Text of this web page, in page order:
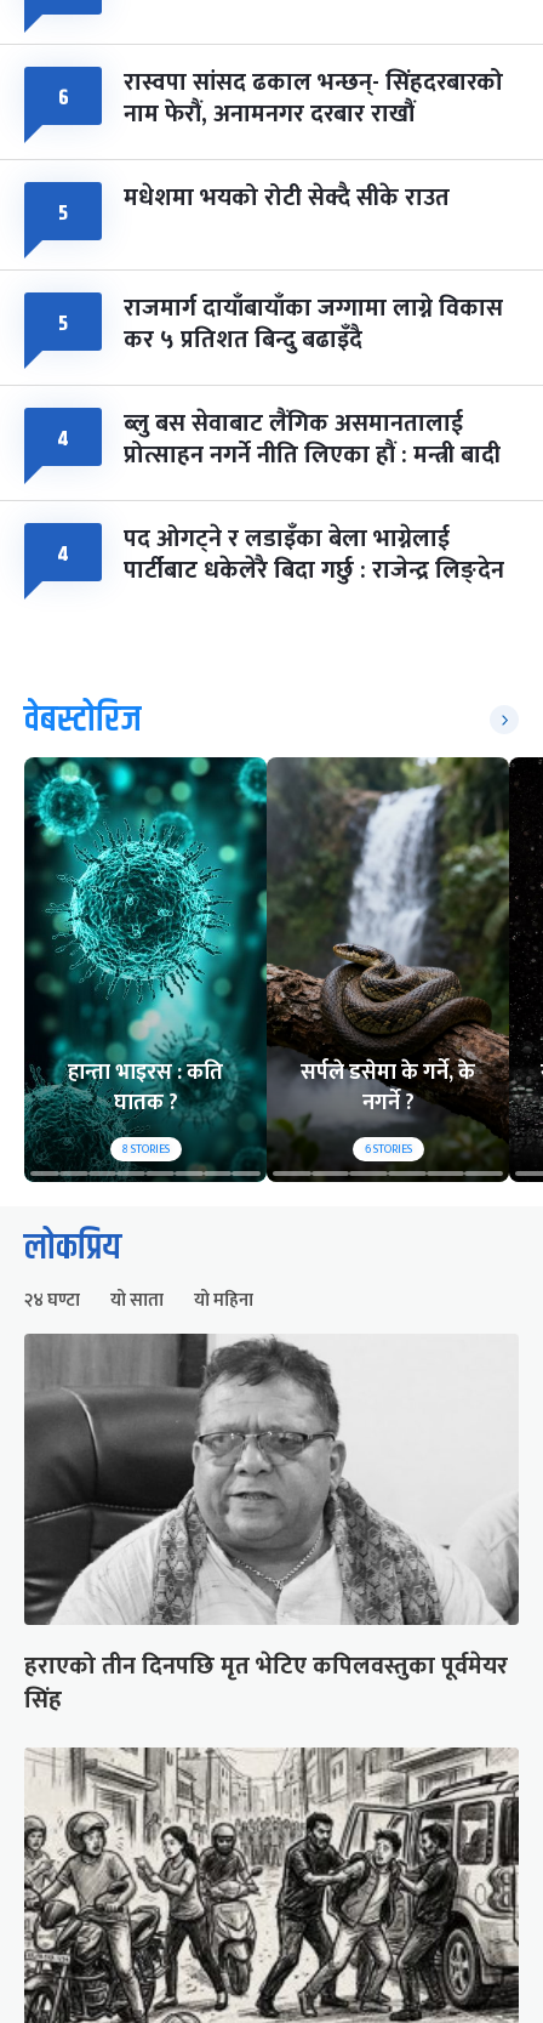
६ रास्वपा सांसद ढकाल भन्छन्- सिंहदरबारको
नाम फेरौं, अनामनगर दरबार राखौं
५ मधेशमा भयको रोटी सेक्दै सीके राउत
५ राजमार्ग दायाँबायाँका जग्गामा लाग्ने विकास
कर ५ प्रतिशत बिन्दु बढाइँदै
४ ब्लु बस सेवाबाट लैंगिक असमानतालाई
प्रोत्साहन नगर्ने नीति लिएका हौं : मन्त्री बादी
४ पद ओगट्ने र लडाइँका बेला भाग्नेलाई
पार्टीबाट धकेलेरै बिदा गर्छु : राजेन्द्र लिङ्देन
वेबस्टोरिज
हान्ता भाइरस : कति
घातक ?
8STORIES
सर्पले डसेमा के गर्ने, के
नगर्ने ?
6STORIES
लोकप्रिय
२४ घण्टा यो साता यो महिना
हराएको तीन दिनपछि मृत भेटिए कपिलवस्तुका पूर्वमेयर
सिंह